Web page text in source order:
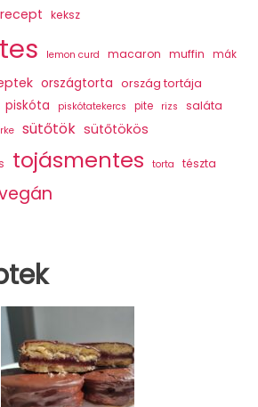
keksz
lemon curd macaron muffin mák
országtorta ország tortája
piskóta piskótatekercs pite rizs saláta
sütőtök sütőtökös
tojásmentes torta tészta